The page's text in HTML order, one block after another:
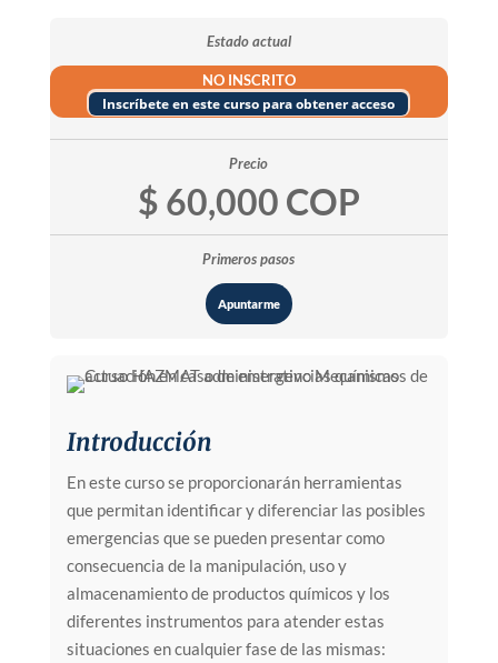
Estado actual
NO INSCRITO
Inscríbete en este curso para obtener acceso
Precio
$ 60,000 COP
Primeros pasos
Apuntarme
Introducción
En este curso se proporcionarán herramientas
que permitan identificar y diferenciar las posibles
emergencias que se pueden presentar como
consecuencia de la manipulación, uso y
almacenamiento de productos químicos y los
diferentes instrumentos para atender estas
situaciones en cualquier fase de las mismas: